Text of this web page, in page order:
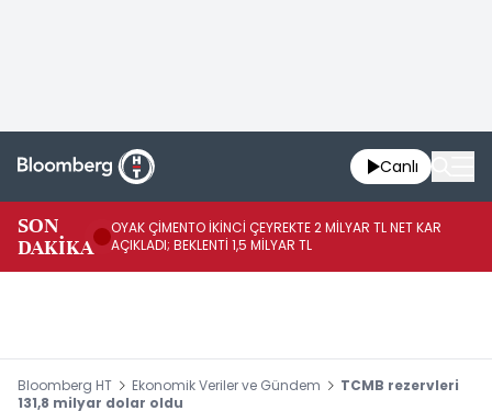
Canlı
SON
DAKİKA
OYAK ÇİMENTO İKİNCİ ÇEYREKTE 2 MİLYAR TL NET KAR
AÇIKLADI; BEKLENTİ 1,5 MİLYAR TL
Bloomberg HT Ekonomik Veriler ve Gündem
TCMB rezervleri
131,8 milyar dolar oldu